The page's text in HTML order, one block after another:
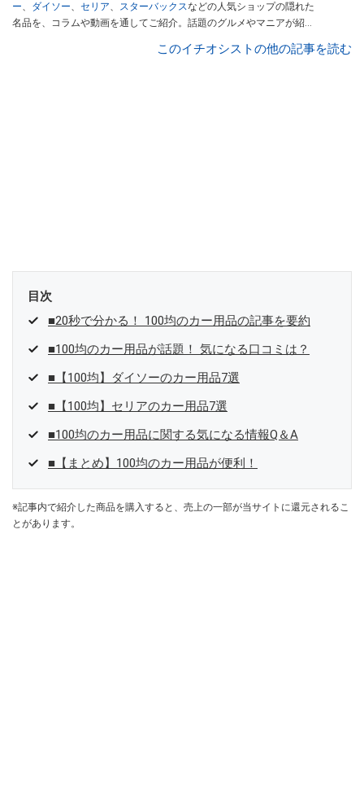
ー、 ダイソー、 セリア、 スターバックスなどの人気ショップの隠れた
名品を、コラムや動画を通してご紹介。話題のグルメやマニアが紹介
インフルエンサーが実際に使用してレビューしています。毎日トレン
このイチオシストの他の記事を読む
目次
■20秒で分かる！ 100均のカー用品の記事を要約
■100均のカー用品が話題！ 気になる口コミは？
■【100均】ダイソーのカー用品7選
■【100均】セリアのカー用品7選
■100均のカー用品に関する気になる情報Q＆A
■【まとめ】100均のカー用品が便利！
※記事内で紹介した商品を購入すると、売上の一部が当サイトに還元されるこ
とがあります。